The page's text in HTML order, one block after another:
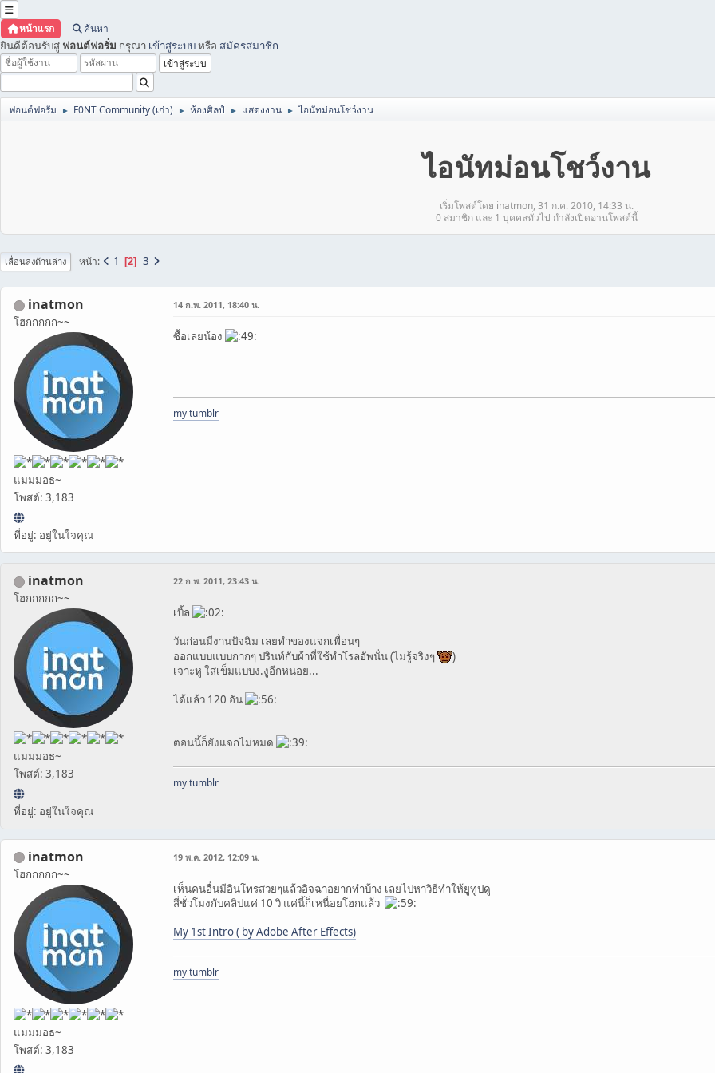
หน้าแรก ค้นหา
ยินดีต้อนรับสู่ ฟอนต์ฟอรั่ม กรุณา เข้าสู่ระบบหรือ สมัครสมาชิก
ฟอนต์ฟอรั่ม ► F0NT Community (เก่า) ► ห้องศิลป์ ► แสดงงาน ► ไอนัทม่อนโชว์งาน
ไอนัทม่อนโชว์งาน
เริ่มโพสต์โดย inatmon, 31 ก.ค. 2010, 14:33 น.
0 สมาชิก และ 1 บุคคลทั่วไป กำลังเปิดอ่านโพสต์นี้
เลื่อนลงด้านล่าง หน้า 1 2 3
inatmon
โฮกกกกก~~
แมมมอธ~
โพสต์: 3,183
ที่อยู่: อยู่ในใจคุณ
14 ก.พ. 2011, 18:40 น.
ซื้อเลยน้อง
my tumblr
inatmon
โฮกกกกก~~
แมมมอธ~
โพสต์: 3,183
ที่อยู่: อยู่ในใจคุณ
22 ก.พ. 2011, 23:43 น.
เบิ้ล
วันก่อนมีงานปัจฉิม เลยทำของแจกเพื่อนๆ
ออกแบบแบบกากๆ ปรินท์กับผ้าที่ใช้ทำโรลอัพนั่น (ไม่รู้จริงๆ
)
เจาะหู ใส่เข็มแบบง.งูอีกหน่อย...
ได้แล้ว 120 อัน
ตอนนี้ก็ยังแจกไม่หมด
my tumblr
inatmon
โฮกกกกก~~
แมมมอธ~
โพสต์: 3,183
19 พ.ค. 2012, 12:09 น.
เห็นคนอื่นมีอินโทรสวยๆแล้วอิจฉาอยากทำบ้าง เลยไปหาวิธีทำให้ยูทูปดู
สี่ชั่วโมงกับคลิปแค่ 10 วิ แค่นี้ก็เหนื่อยโฮกแล้ว
My 1st Intro ( by Adobe After Effects)
my tumblr